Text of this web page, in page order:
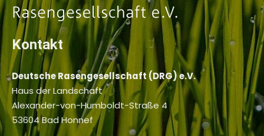
Kontakt
Deutsche Rasengesellschaft (DRG) e.V.
Haus der Landschaft
Alexander-von-Humboldt-Straße 4
53604 Bad Honnef